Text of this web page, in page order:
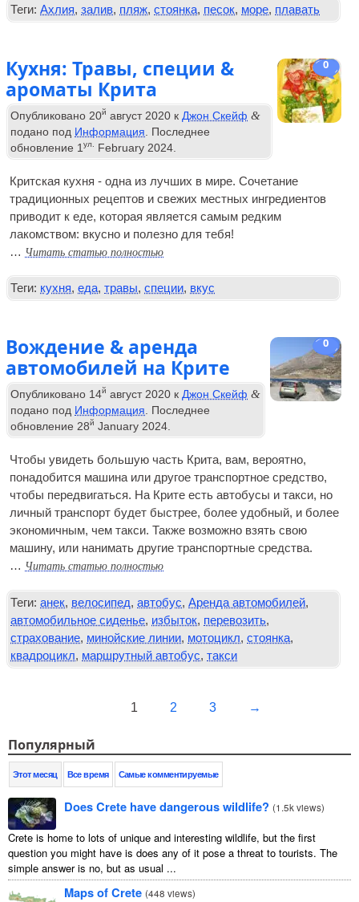
Теги: Ахлия,залив, пляж,стоянка, песок, море, плавать
0
Кухня: Травы, специи &
ароматы Крита
Опубликовано 20й август 2020 к Джон Скейф &
подано под Информация . Последнее
обновление 1ул. February 2024
Критская кухня - одна из лучших в мире. Сочетание
традиционных рецептов и свежих местных ингредиентов
приводит к еде, которая является самым редким
лакомством: вкусно и полезно для тебя!
… Читать статью полностью
Теги: кухня,еда,травы,специи, вкус
0
Вождение & аренда
автомобилей на Крите
Опубликовано 14й август 2020 кДжон Скейф &
подано под Информация. Последнее
обновление28й January 2024.
Чтобы увидеть большую часть Крита, вам, вероятно,
понадобится машина или другое транспортное средство,
чтобы передвигаться. На Крите есть автобусы и такси, но
личный транспорт будет быстрее, более удобный, и более
экономичным, чем такси. Также возможно взять свою
машину, или нанимать другие транспортные средства.
… Читать статью полностью
Теги: анек, велосипед,автобус,Аренда автомобилей,
автомобильное сиденье, избыток, перевозить,
страхование, минойские линии, мотоцикл,стоянка,
квадроцикл, маршрутный автобус,такси
1 2 3 →
Популярный
Этот месяц Все время Самые комментируемые
Does Crete have dangerous wildlife? (1.5k views)
Crete is home to lots of unique and interesting wildlife, but the first
question you might have is does any of it pose a threat to tourists. The
simple answer is no, but as usual ...
Maps of Crete (448 views)